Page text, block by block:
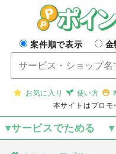
案件順で表示 金
お気に入り 使い方
本サイトはプロモ
▾サービスでためる